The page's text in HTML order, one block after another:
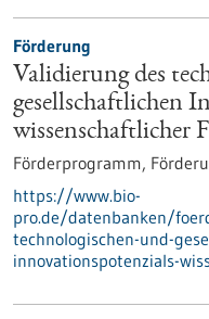
Förderung
Validierung des
gesellschaftlichen
wissenschaftlicher
Förderprogramm,
https://www.bio-
pro.de/datenbanken/
technologischen-und-
innovationspotenzials-